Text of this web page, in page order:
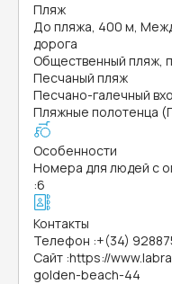
Пляж
До пляжа, 400 м,
дорога
Общественный пляж,
Песчаный пляж
Песчано-галечный
Пляжные полотенца
Особенности
Номера для людей с
:6
Контакты
Телефон :+(34)
Сайт :https://
golden-beach-44